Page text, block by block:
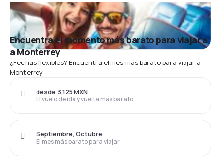
Encuentra el momento más barato para viajar a
a Monterrey
¿Fechas flexibles? Encuentra el mes más barato para viajar a
Monterrey
El vuelo de ida y vuelta más barato
desde 3,125 MXN
El mes más barato para viajar
Septiembre, Octubre